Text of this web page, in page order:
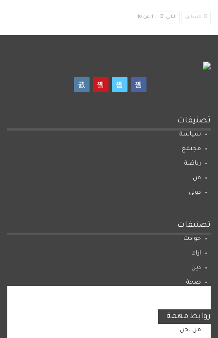
السابق التالي 1 من 10
تصنيفات
سياسة
مجتمع
رياضة
فن
دولي
تصنيفات
حوادث
اراء
دين
صحة
روابط مهمة
من نحن